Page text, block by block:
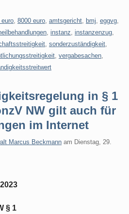
euro 8000 euro amtsgericht bmj eggvg
instanz instanzenzug
sonderzuständigkeit
vergabesachen
in § 1
NW gilt auch für
im Internet
Marcus Beckmann am Dienstag, 29.
§ 1